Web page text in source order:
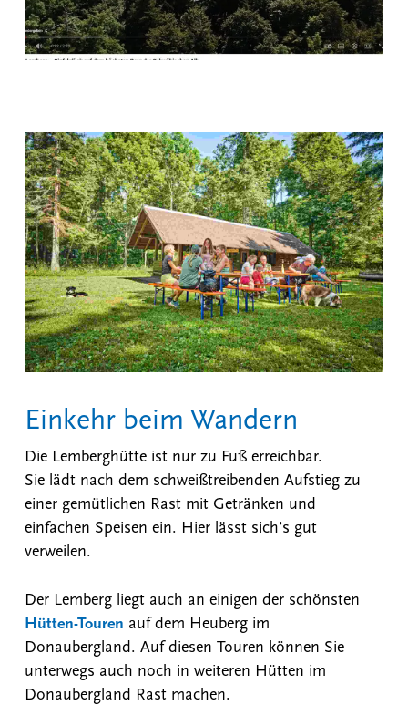
Einkehr beim Wandern
Die Lemberghütte ist nur zu Fuß erreichbar.
Sie lädt nach dem schweißtreibenden Aufstieg zu
einer gemütlichen Rast mit Getränken und
einfachen Speisen ein. Hier lässt sich’s gut
verweilen.
Der Lemberg liegt auch an einigen der schönsten
Hütten-Touren auf dem Heuberg im
Donaubergland. Auf diesen Touren können Sie
unterwegs auch noch in weiteren Hütten im
Donaubergland Rast machen.